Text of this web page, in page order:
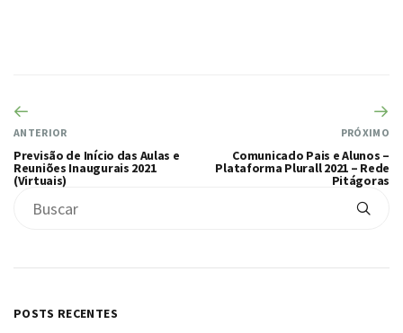
ANTERIOR
Previsão de Início das Aulas e
Reuniões Inaugurais 2021
(Virtuais)
PRÓXIMO
Comunicado Pais e Alunos –
Plataforma Plurall 2021 – Rede
Pitágoras
POSTS RECENTES